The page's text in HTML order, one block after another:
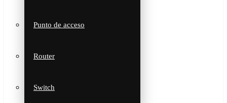
Punto de acceso
Router
Switch